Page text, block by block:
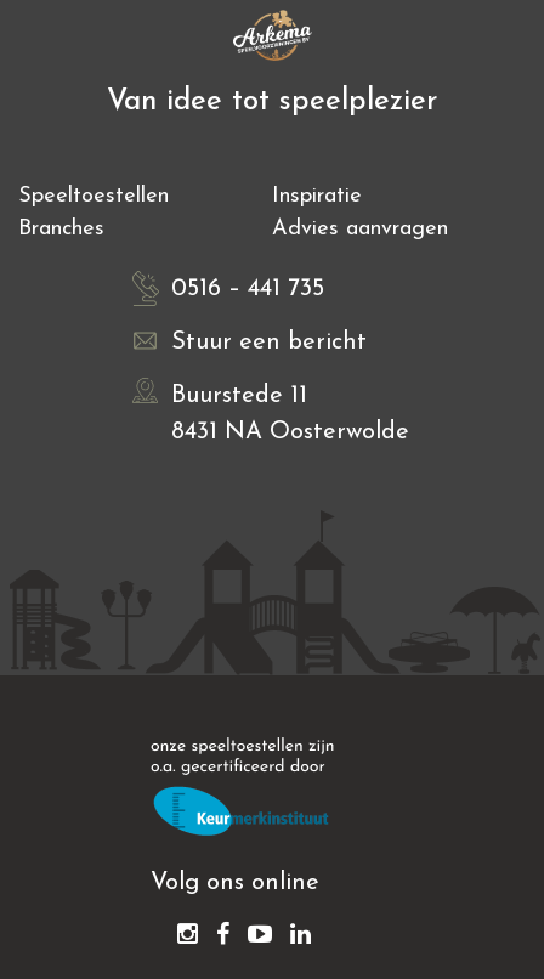
Van idee tot speelplezier
Speeltoestellen
Inspiratie
Branches
Advies aanvragen
0516 – 441 735
Stuur een bericht
Buurstede 11
8431 NA Oosterwolde
Volg ons online